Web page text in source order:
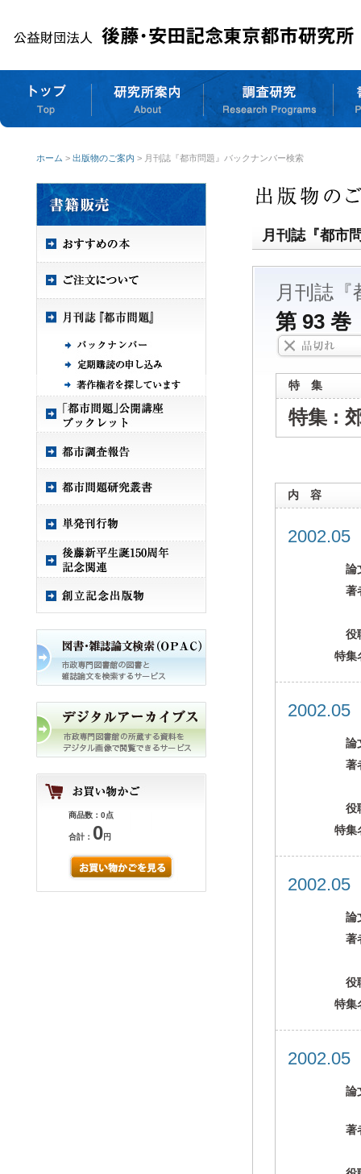
ホーム > 出版物のご案内 > 月刊誌『都市問題』バックナンバー検索
商品数：0点
合計： 0円
月刊誌『都市
月刊誌『
第 93
特 集
特集 :
内 容
論
著
役
特集
論
著
役
特集
論
著
役
特集
論
著